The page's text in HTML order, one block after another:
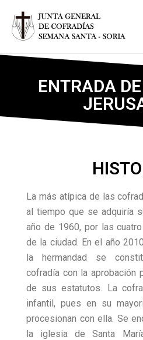
ENTRADA
La más atípica de las
al tiempo que se adquiría
año de 1960, por las
de la ciudad. En el año
la hermandad se
cofradía con la aprobación
de sus estatutos. La
infantil, pues en su
procesionan con ella. Se
la iglesia de Santa